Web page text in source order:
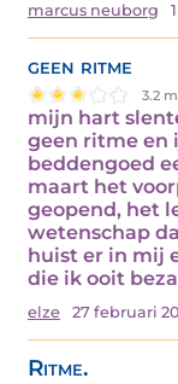
marcus neuborg
geen ritme
3.2
mijn hart
geen ritme en
beddengoed
maart het
geopend, het
wetenschap
huist er in mij
die ik ooit
elze 27 februari
Ritme.